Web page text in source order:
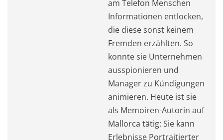
am Telefon Menschen
Informationen entlocken,
die diese sonst keinem
Fremden erzählten. So
konnte sie Unternehmen
ausspionieren und
Manager zu Kündigungen
animieren. Heute ist sie
als Memoiren-Autorin auf
Mallorca tätig: Sie kann
Erlebnisse Portraitierter